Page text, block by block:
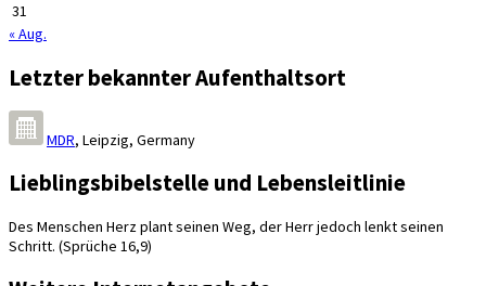
31
« Aug.
Letzter bekannter Aufenthaltsort
MDR, Leipzig, Germany
Lieblingsbibelstelle und Lebensleitlinie
Des Menschen Herz plant seinen Weg, der Herr jedoch lenkt seinen
Schritt. (Sprüche 16,9)